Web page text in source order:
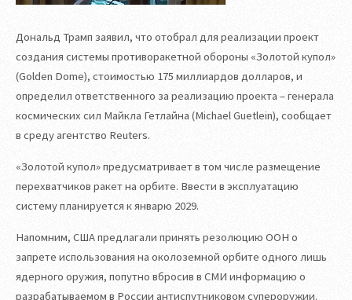
Дональд Трамп заявил, что отобрал для реализации проект
создания системы противоракетной обороны «Золотой купол»
(Golden Dome), стоимостью 175 миллиардов долларов, и
определил ответственного за реализацию проекта – генерала
космических сил Майкла Гетлайна (Michael Guetlein), сообщает
в среду агентство Reuters.
«Золотой купол» предусматривает в том числе размещение
перехватчиков ракет на орбите. Ввести в эксплуатацию
систему планируется к январю 2029.
Напомним, США предлагали принять резолюцию ООН о
запрете использования на околоземной орбите одного лишь
ядерного оружия, попутно вбросив в СМИ информацию о
разрабатываемом в России антиспутниковом супероружии.